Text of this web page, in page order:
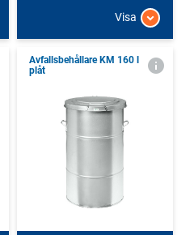
Visa
Avfallsbehållare KM 160 l
plåt